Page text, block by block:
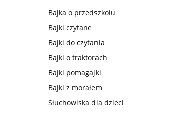
Bajka o przedszkolu
Bajki czytane
Bajki do czytania
Bajki o traktorach
Bajki pomagajki
Bajki z morałem
Słuchowiska dla dzieci